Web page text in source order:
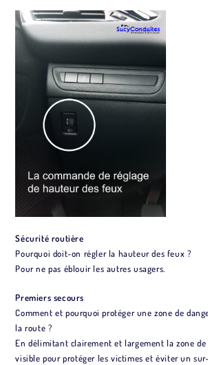
Sécurité routière
Pourquoi doit-on régler la hauteur des feux ?
Pour ne pas éblouir les autres usagers.
Premiers secours
Comment et pourquoi protéger une zone de
la route ?
En délimitant clairement et largement la zone de
visible pour protéger les victimes et éviter un